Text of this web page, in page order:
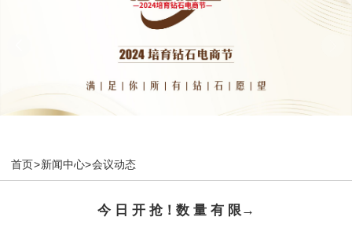
首页>新闻中心>会议动态
今 日 开 抢！数 量 有 限→